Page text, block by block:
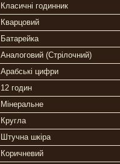
Класичні годинник
Кварцовий
Батарейка
Аналоговий (Стрілочний)
Арабські цифри
12 годин
Мінеральне
Кругла
Штучна шкіра
Коричневий